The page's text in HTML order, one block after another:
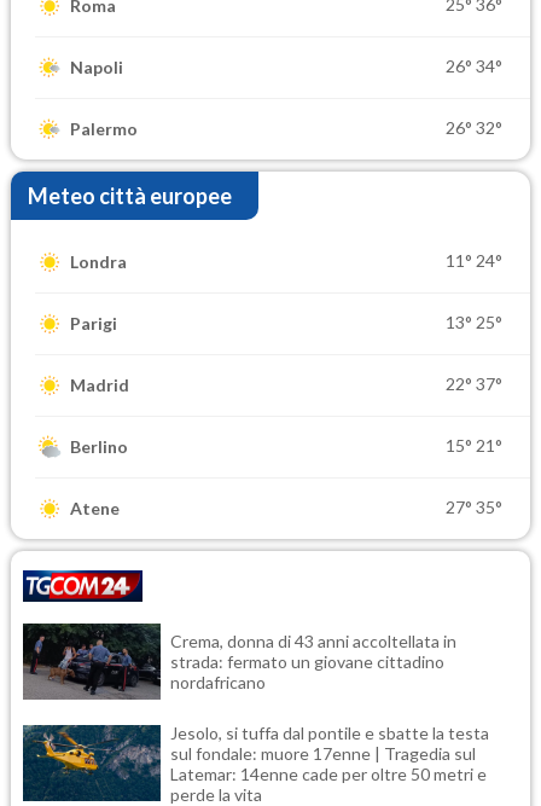
Roma 25° 36°
Napoli 26° 34°
Palermo 26° 32°
Meteo città europee
Londra 11° 24°
Parigi 13° 25°
Madrid 22° 37°
Berlino 15° 21°
Atene 27° 35°
Crema, donna di 43 anni accoltellata in
strada: fermato un giovane cittadino
nordafricano
Jesolo, si tuffa dal pontile e sbatte la testa
sul fondale: muore 17enne | Tragedia sul
Latemar: 14enne cade per oltre 50 metri e
perde la vita